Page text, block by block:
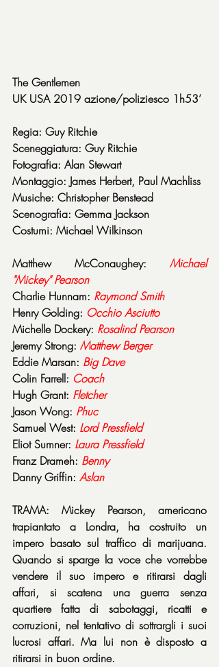
The Gentlemen
UK USA 2019 azione/poliziesco 1h53’
Regia: Guy Ritchie
Sceneggiatura: Guy Ritchie
Fotografia: Alan Stewart
Montaggio: James Herbert, Paul Machliss
Musiche: Christopher Benstead
Scenografia: Gemma Jackson
Costumi: Michael Wilkinson
Matthew McConaughey: Michael
"Mickey" Pearson
Charlie Hunnam: Raymond Smith
Henry Golding: Occhio Asciutto
Michelle Dockery: Rosalind Pearson
Jeremy Strong: Matthew Berger
Eddie Marsan: Big Dave
Colin Farrell: Coach
Hugh Grant: Fletcher
Jason Wong: Phuc
Samuel West: Lord Pressfield
Eliot Sumner: Laura Pressfield
Franz Drameh: Benny
Danny Griffin: Aslan
TRAMA: Mickey Pearson, americano
trapiantato a Londra, ha costruito un
impero basato sul traffico di marijuana.
Quando si sparge la voce che vorrebbe
vendere il suo impero e ritirarsi dagli
affari, si scatena una guerra senza
quartiere fatta di sabotaggi, ricatti e
corruzioni, nel tentativo di sottrargli i suoi
lucrosi affari. Ma lui non è disposto a
ritirarsi in buon ordine.